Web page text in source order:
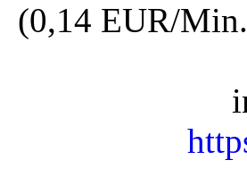
(0,14 EUR/